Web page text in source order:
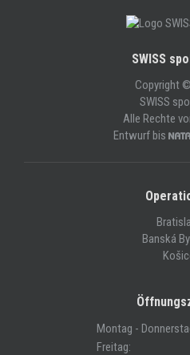
SWISS
Copyright
SWISS
Alle Rechte
Entwurf bis
Banská
Montag -
Freitag: